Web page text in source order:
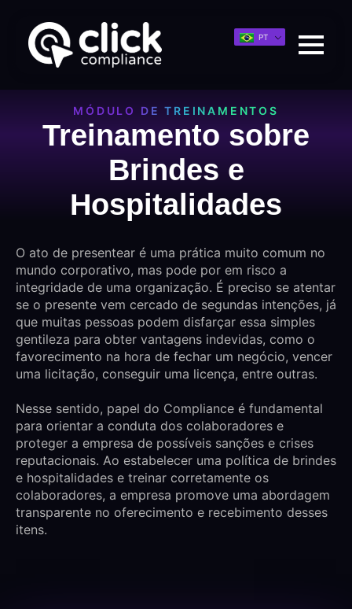
PT
MÓDULO DE TREINAMENTOS
Treinamento sobre
Brindes e
Hospitalidades
O ato de presentear é uma prática muito comum no
mundo corporativo, mas pode por em risco a
integridade de uma organização. É preciso se atentar
se o presente vem cercado de segundas intenções, já
que muitas pessoas podem disfarçar essa simples
gentileza para obter vantagens indevidas, como o
favorecimento na hora de fechar um negócio, vencer
uma licitação, conseguir uma licença, entre outras.
Nesse sentido, papel do Compliance é fundamental
para orientar a conduta dos colaboradores e
proteger a empresa de possíveis sanções e crises
reputacionais. Ao estabelecer uma política de brindes
e hospitalidades e treinar corretamente os
colaboradores, a empresa promove uma abordagem
transparente no oferecimento e recebimento desses
itens.